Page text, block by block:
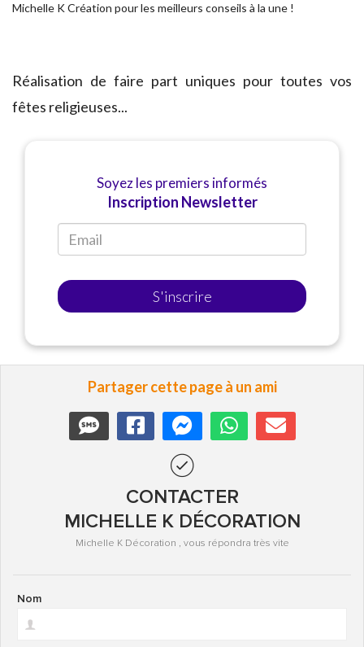
Michelle K Création pour les meilleurs conseils à la une !
Réalisation de faire part uniques pour toutes vos
fêtes religieuses...
Soyez les premiers informés
Inscription Newsletter
S'inscrire
Partager cette page à un ami
CONTACTER
MICHELLE K DÉCORATION
Michelle K Décoration , vous répondra très vite
Nom